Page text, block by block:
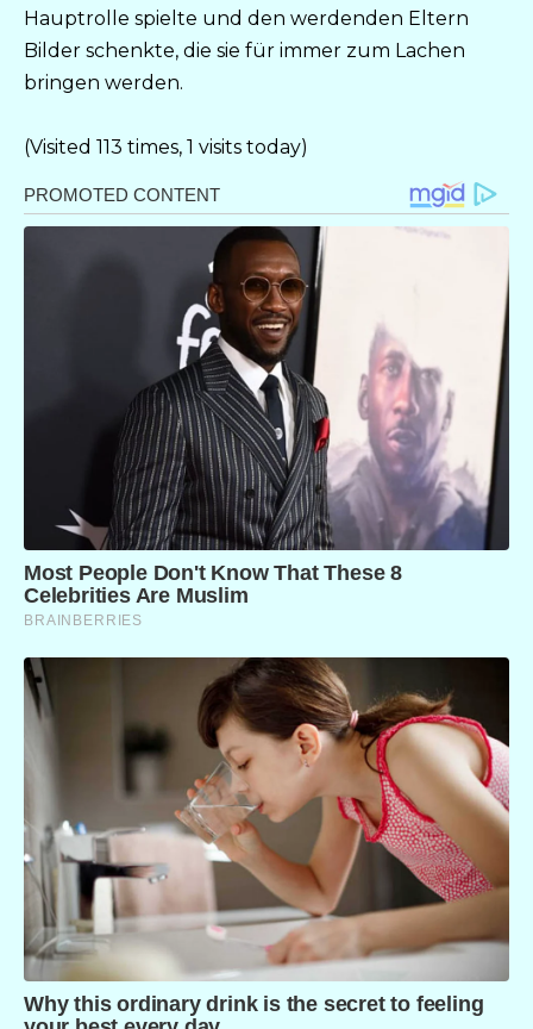
Hauptrolle spielte und den werdenden Eltern
Bilder schenkte, die sie für immer zum Lachen
bringen werden.
(Visited 113 times, 1 visits today)